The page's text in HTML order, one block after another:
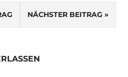
NÄCHSTER BEITRAG